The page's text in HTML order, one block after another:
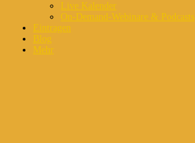
Live Kalender
On-Demand-Webinare & Podcasts
Eintragen
Blog
Mehr